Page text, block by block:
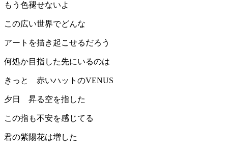
もう色褪せないよ
この広い世界でどんな
アートを描き起こせるだろう
何処か目指した先にいるのは
きっと 赤いハットのVENUS
夕日 昇る空を指した
この指も不安を感じてる
君の紫陽花は増した